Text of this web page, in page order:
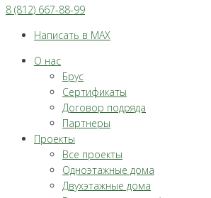
8 (812) 667-88-99
Написать в MAX
О нас
Брус
Сертификаты
Договор подряда
Партнеры
Проекты
Все проекты
Одноэтажные дома
Двухэтажные дома